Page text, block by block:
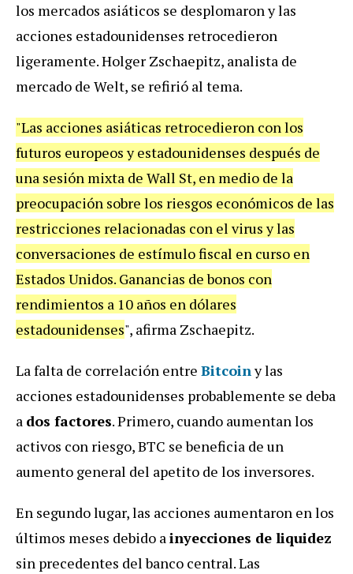
los mercados asiáticos se desplomaron y las
acciones estadounidenses retrocedieron
ligeramente. Holger Zschaepitz, analista de
mercado de Welt, se refirió al tema.
"Las acciones asiáticas retrocedieron con los
futuros europeos y estadounidenses después de
una sesión mixta de Wall St, en medio de la
preocupación sobre los riesgos económicos de las
restricciones relacionadas con el virus y las
conversaciones de estímulo fiscal en curso en
Estados Unidos. Ganancias de bonos con
rendimientos a 10 años en dólares
estadounidenses", afirma Zschaepitz.
La falta de correlación entre Bitcoiny las
acciones estadounidenses probablemente se deba
a dos factores. Primero, cuando aumentan los
activos con riesgo, BTC se beneficia de un
aumento general del apetito de los inversores.
En segundo lugar, las acciones aumentaron en los
últimos meses debido ainyecciones de liquidez
sin precedentes del banco central. Las